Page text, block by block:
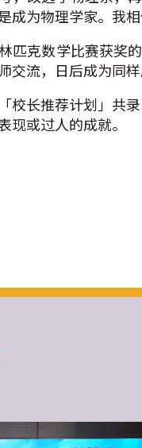
成为物理学家。我
匹克数学比赛获奖
交流，日后成为同样
校长推荐计划」共
现或过人的成就。